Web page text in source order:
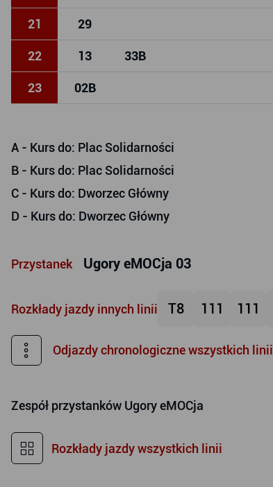
21 29
22 13 33B
23 02B
A - Kurs do: Plac Solidarności
B - Kurs do: Plac Solidarności
C - Kurs do: Dworzec Główny
D - Kurs do: Dworzec Główny
Przystanek Ugory eMOCja 03
Rozkłady jazdy innych linii T8 111 111
Odjazdy chronologiczne wszystkich linii
Zespół przystanków Ugory eMOCja
Rozkłady jazdy wszystkich linii